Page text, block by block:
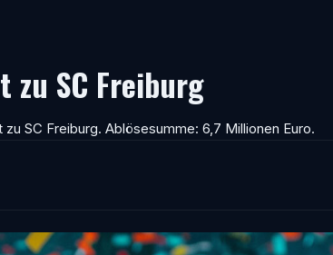
zu SC Freiburg
SC Freiburg. Ablösesumme: 6,7 Millionen Euro.